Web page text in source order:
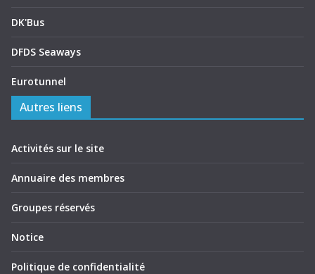
DK'Bus
DFDS Seaways
Eurotunnel
Autres liens
Activités sur le site
Annuaire des membres
Groupes réservés
Notice
Politique de confidentialité